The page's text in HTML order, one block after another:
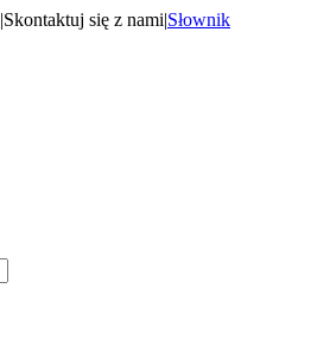
|Skontaktuj się z nami|Słownik